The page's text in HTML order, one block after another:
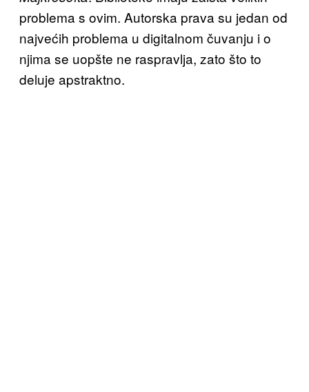
problema s ovim. Autorska prava su jedan od
najvećih problema u digitalnom čuvanju i o
njima se uopšte ne raspravlja, zato što to
deluje apstraktno.